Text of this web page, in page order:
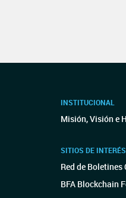
INSTITUCIONAL
Misión, Visión e
SITIOS DE INTERÉS
Red de Boletines
BFA Blockchain